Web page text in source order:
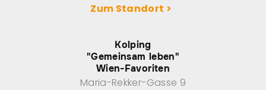
Zum Standort >
Kolping
"Gemeinsam leben"
Wien-Favoriten
Maria-Rekker-Gasse 9